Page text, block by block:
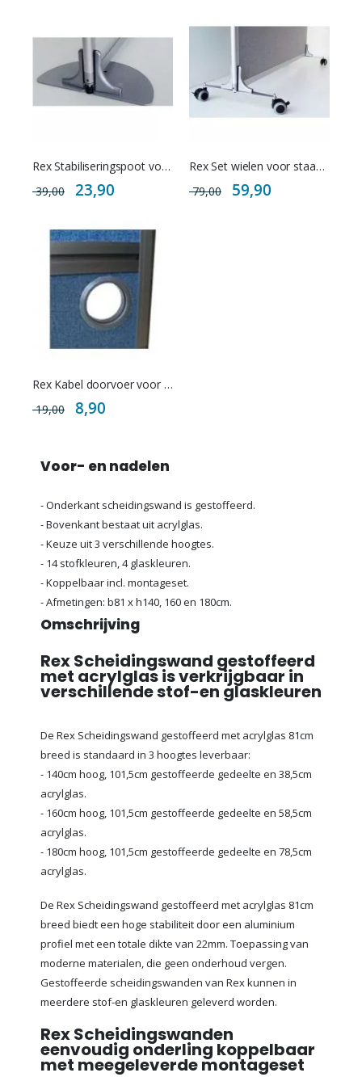
Rex Stabiliseringspoot voor staande scheidingswand
39,00
Special
Price
23,90
Rex Set wielen voor staande scheidingswand
79,00
Special
Price
59,90
Rex Kabel doorvoer voor scheidingswand
19,00
Special
Price
8,90
Voor- en nadelen
- Onderkant scheidingswand is gestoffeerd.
- Bovenkant bestaat uit acrylglas.
- Keuze uit 3 verschillende hoogtes.
- 14 stofkleuren, 4 glaskleuren.
- Koppelbaar incl. montageset.
- Afmetingen: b81 x h140, 160 en 180cm.
Omschrijving
Rex Scheidingswand gestoffeerd
met acrylglas is verkrijgbaar in
verschillende stof-en glaskleuren
De Rex Scheidingswand gestoffeerd met acrylglas 81cm
breed is standaard in 3 hoogtes leverbaar:
- 140cm hoog, 101,5cm gestoffeerde gedeelte en 38,5cm
acrylglas.
- 160cm hoog, 101,5cm gestoffeerde gedeelte en 58,5cm
acrylglas.
- 180cm hoog, 101,5cm gestoffeerde gedeelte en 78,5cm
acrylglas.
De Rex Scheidingswand gestoffeerd met acrylglas 81cm
breed biedt een hoge stabiliteit door een aluminium
profiel met een totale dikte van 22mm. Toepassing van
moderne materialen, die geen onderhoud vergen.
Gestoffeerde scheidingswanden van Rex kunnen in
meerdere stof-en glaskleuren geleverd worden.
Rex Scheidingswanden
eenvoudig onderling koppelbaar
met meegeleverde montageset